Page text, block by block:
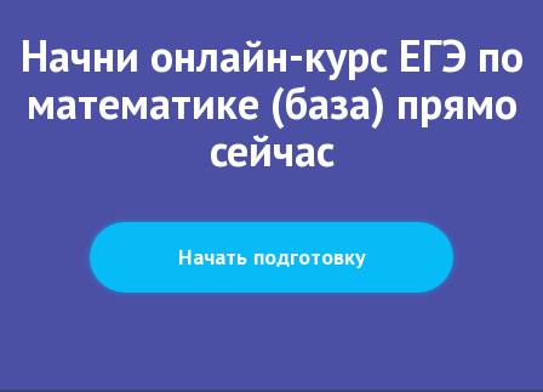
Начни онлайн-курс ЕГЭ по
математике (база) прямо
сейчас
Начать подготовку